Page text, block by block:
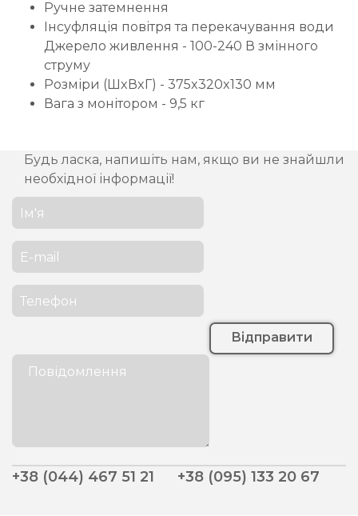
Ручне затемнення
Інсуфляція повітря та перекачування води
Джерело живлення - 100-240 В змінного
струму
Розміри (ШxВxГ) - 375x320x130 мм
Вага з монітором - 9,5 кг
Будь ласка, напишіть нам, якщо ви не знайшли
необхідної інформації!
Відправити
+38 (044) 467 51 21 +38 (095) 133 20 67